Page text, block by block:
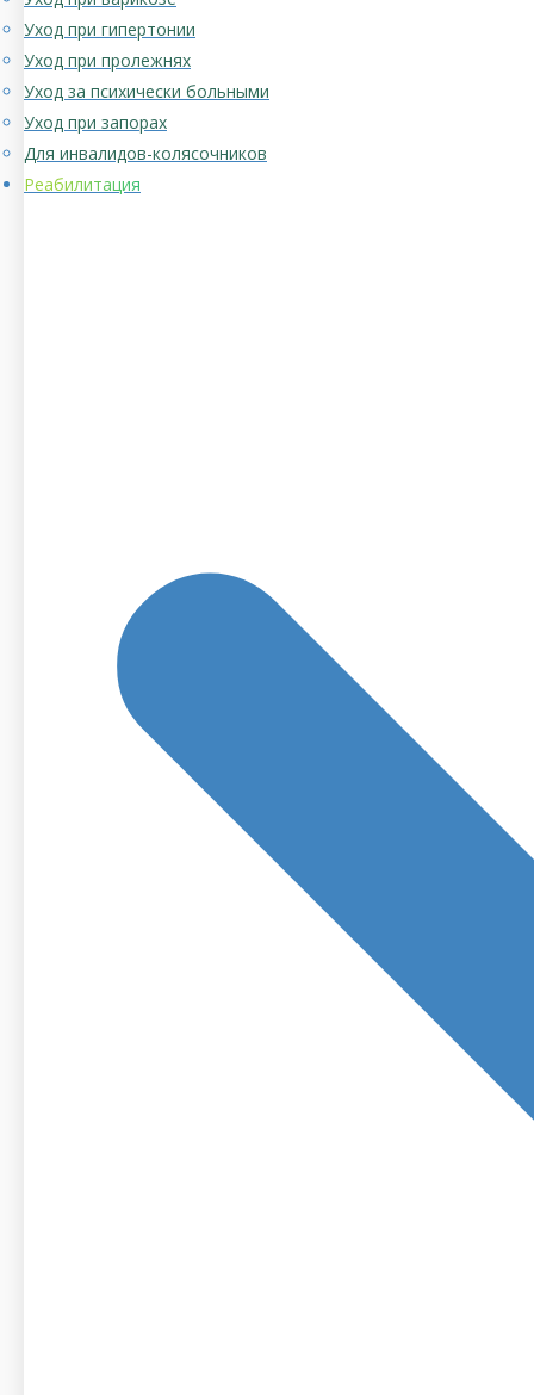
Уход при гипертонии
Уход при пролежнях
Уход за психически больными
Уход при запорах
Для инвалидов-колясочников
Реабилитация